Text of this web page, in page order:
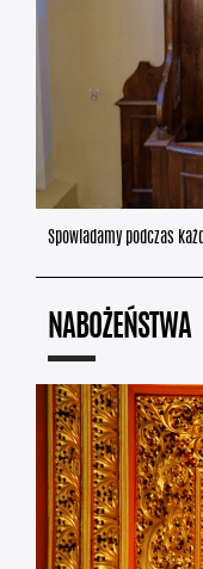
Spowiadamy podczas
NABOŻEŃSTWA